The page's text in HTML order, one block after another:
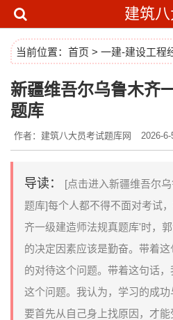
建筑
当前位置： 首页 > 一建-建设工程
新疆维吾尔乌鲁木齐
题库
作者：建筑八大员考试题库网 2026-
导读：
[点击进入新疆维吾尔
题库]每个人都不得不面对考试
齐一级建造师法规真题库'时，
的决定因素应该是勤奋。带着
的对待这个问题。带着这句话
这个问题。我认为，学习的成功
要首先从自己身上找原因，才